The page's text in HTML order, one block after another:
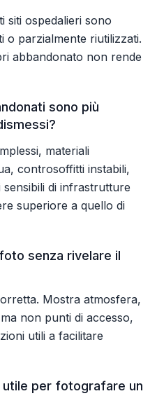
siti ospedalieri sono
o parzialmente riutilizzati.
abbandonato non rende
sono più
materiali
controsoffitti instabili,
di infrastrutture
superiore a quello di
senza rivelare il
Mostra atmosfera,
non punti di accesso,
utili a facilitare
per fotografare un